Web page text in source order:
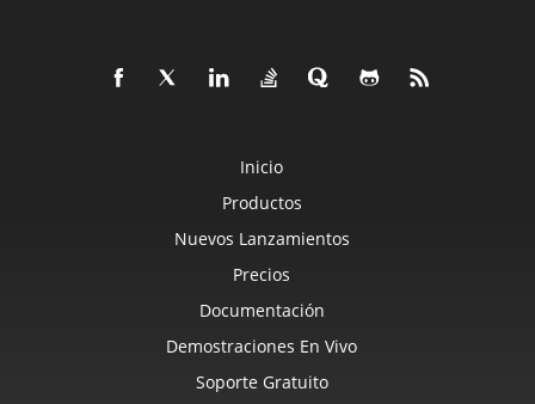
Inicio
Productos
Nuevos Lanzamientos
Precios
Documentación
Demostraciones En Vivo
Soporte Gratuito